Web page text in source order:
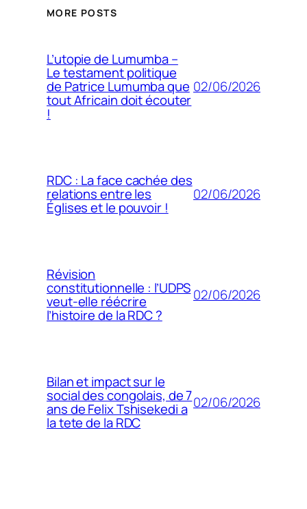
MORE POSTS
L’utopie de Lumumba –
Le testament politique
de Patrice Lumumba que
tout Africain doit écouter
!
02/06/2026
RDC : La face cachée des
relations entre les
Églises et le pouvoir !
02/06/2026
Révision
constitutionnelle : l’UDPS
veut-elle réécrire
l’histoire de la RDC ?
02/06/2026
Bilan et impact sur le
social des congolais, de 7
ans de Felix Tshisekedi a
la tete de la RDC
02/06/2026